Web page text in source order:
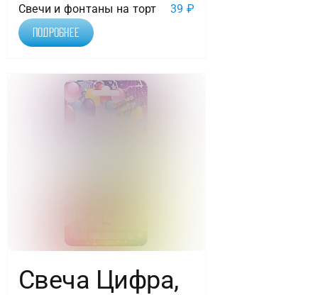
Свечи и фонтаны на торт 39 ₽
Подробнее
Свеча Цифра,